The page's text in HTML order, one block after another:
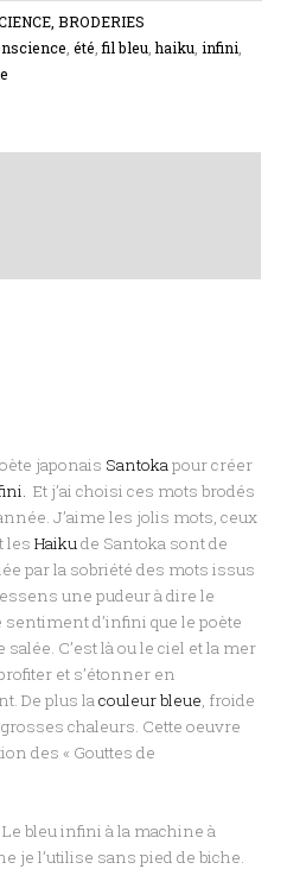
BRODERIES
,été,fil bleu,haiku,infini,
japonais Santokapour créer
Et j’ai choisi ces mots brodés
J’aime les jolis mots, ceux
lesHaikude Santoka sont de
par la sobriété des mots issus
une pudeur à dire le
d’infini que le poète
C’est là ou le ciel et la mer
et s’étonner en
De plus lacouleur bleue, froide
chaleurs. Cette oeuvre
des « Gouttes de
bleu infini à la machine à
je l’utilise sans pied de biche.